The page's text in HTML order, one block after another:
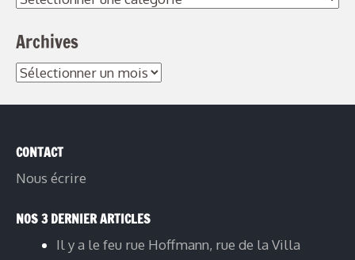
Archives
Archives
CONTACT
Nous écrire
NOS 3 DERNIER ARTICLES
Il y a le feu rue Hoffmann, rue de la Villa